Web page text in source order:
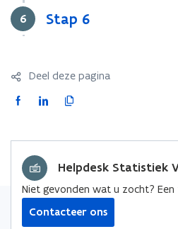
Stap
6 Stap 6
Deel deze pagina
F
L
e
d
i
n
K
e
e
r
l
Helpdesk Statistiek
Niet gevonden wat u zocht?
Contacteer ons